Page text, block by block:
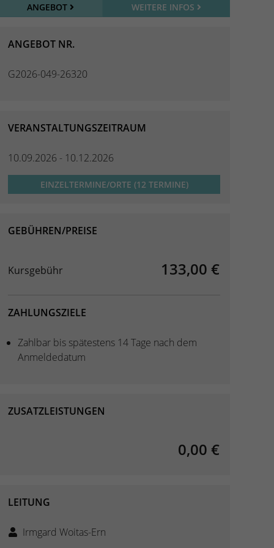
ANGEBOT WEITERE INFOS
ANGEBOT NR.
G2026-049-26320
VERANSTALTUNGSZEITRAUM
10.09.2026 - 10.12.2026
EINZELTERMINE/ORTE (12 TERMINE)
GEBÜHREN/PREISE
Kursgebühr 133,00 €
ZAHLUNGSZIELE
Zahlbar bis spätestens 14 Tage nach dem
Anmeldedatum
ZUSATZLEISTUNGEN
0,00 €
LEITUNG
Irmgard Woitas-Ern